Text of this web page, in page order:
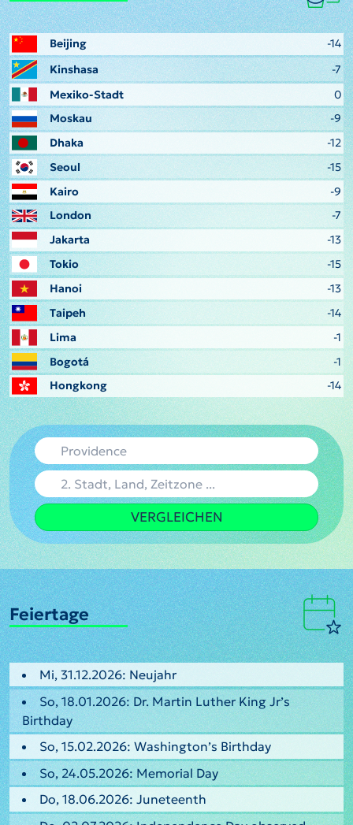
Beijing
-14
Kinshasa
-7
Mexiko-Stadt
0
Moskau
-9
Dhaka
-12
Seoul
-15
Kairo
-9
London
-7
Jakarta
-13
Tokio
-15
Hanoi
-13
Taipeh
-14
Lima
-1
Bogotá
-1
Hongkong
-14
VERGLEICHEN
Feiertage
Mi, 31.12.2026: Neujahr
So, 18.01.2026: Dr. Martin Luther King Jr’s
Birthday
So, 15.02.2026: Washington’s Birthday
So, 24.05.2026: Memorial Day
Do, 18.06.2026: Juneteenth